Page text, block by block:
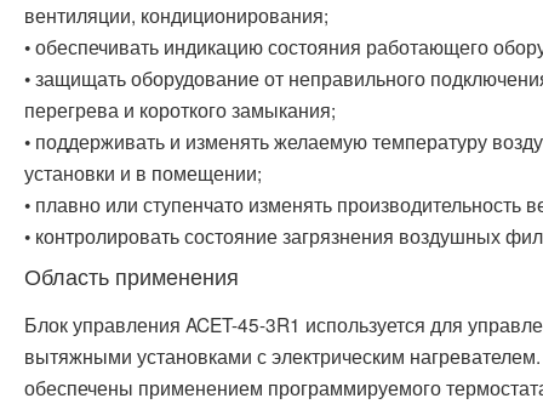
вентиляции, кондиционирования;
• обеспечивать индикацию состояния работающего
• защищать оборудование от неправильного
перегрева и короткого замыкания;
• поддерживать и изменять желаемую температуру
установки и в помещении;
• плавно или ступенчато изменять производительность
• контролировать состояние загрязнения воздушных
Область применения
Блок управления ACET-45-3R1 используется для
вытяжными установками с электрическим
обеспечены применением программируемого